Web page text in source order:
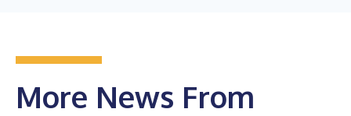
More News From